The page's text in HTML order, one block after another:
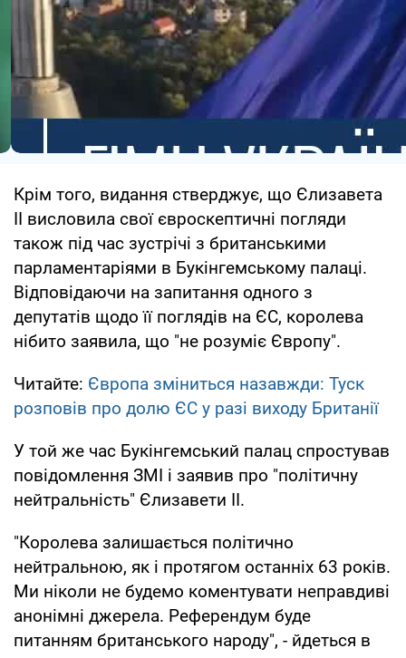
Крім того, видання стверджує, що Єлизавета
II висловила свої євроскептичні погляди
також під час зустрічі з британськими
парламентаріями в Букінгемському палаці.
Відповідаючи на запитання одного з
депутатів щодо її поглядів на ЄС, королева
нібито заявила, що "не розуміє Європу".
Читайте: Європа зміниться назавжди: Туск
розповів про долю ЄС у разі виходу Британії
У той же час Букінгемський палац спростував
повідомлення ЗМІ і заявив про "політичну
нейтральність" Єлизавети II.
"Королева залишається політично
нейтральною, як і протягом останніх 63 років.
Ми ніколи не будемо коментувати неправдиві
анонімні джерела. Референдум буде
питанням британського народу", - йдеться в